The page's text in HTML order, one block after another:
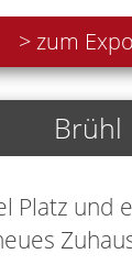
> zum
Brühl
Platz und